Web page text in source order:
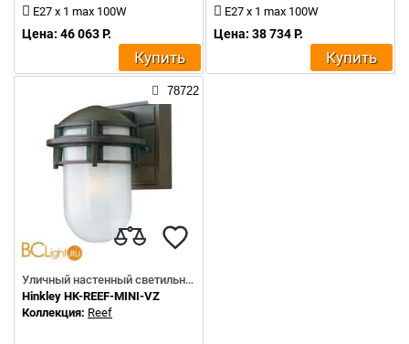
E27 x 1 max 100W
Цена: 46 063 Р.
Купить
E27 x 1 max 100W
Цена: 38 734 Р.
Купить
78722
Уличный настенный светильник
Hinkley HK-REEF-MINI-VZ
Коллекция: Reef